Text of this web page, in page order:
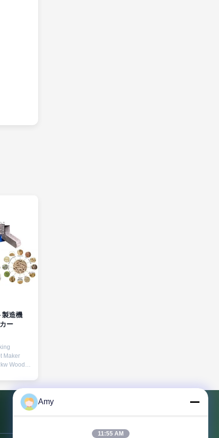
造機
ー
Maker
Wood
Well-
Pressing
with
for
Amy
11:55 AM